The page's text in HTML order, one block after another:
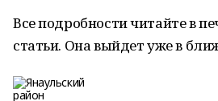
Все подробности читайте в
статьи. Она выйдет уже в